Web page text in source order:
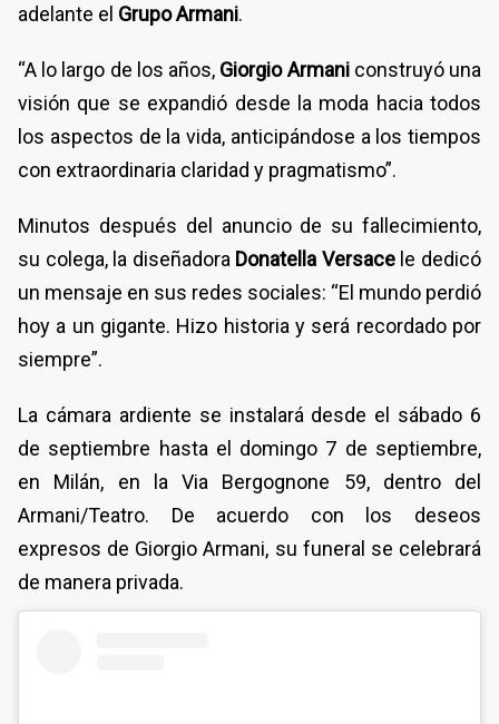
adelante el Grupo Armani.
“A lo largo de los años, Giorgio Armaniconstruyó una
visión que se expandió desde la moda hacia todos
los aspectos de la vida, anticipándose a los tiempos
con extraordinaria claridad y pragmatismo”.
Minutos después del anuncio de su fallecimiento,
su colega, la diseñadora Donatella Versacele dedicó
un mensaje en sus redes sociales: “El mundo perdió
hoy a un gigante. Hizo historia y será recordado por
siempre”.
La cámara ardiente se instalará desde el sábado 6
de septiembre hasta el domingo 7 de septiembre,
en Milán, en la Via Bergognone 59, dentro del
Armani/Teatro. De acuerdo con los deseos
expresos de Giorgio Armani, su funeral se celebrará
de manera privada.